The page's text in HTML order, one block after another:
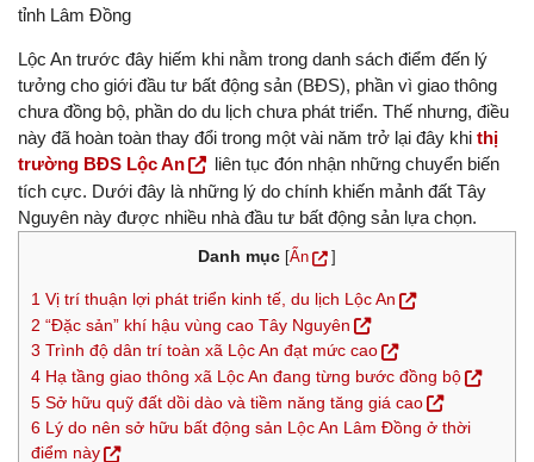
tỉnh Lâm Đồng
Lộc An trước đây hiếm khi nằm trong danh sách điểm đến lý
tưởng cho giới đầu tư bất động sản (BĐS), phần vì giao thông
chưa đồng bộ, phần do du lịch chưa phát triển. Thế nhưng, điều
này đã hoàn toàn thay đổi trong một vài năm trở lại đây khi thị
trường BĐS Lộc An
liên tục đón nhận những chuyển biến
tích cực. Dưới đây là những lý do chính khiến mảnh đất Tây
Nguyên này được nhiều nhà đầu tư bất động sản lựa chọn.
Danh mục [Ẩn ]
1 Vị trí thuận lợi phát triển kinh tế, du lịch Lộc An
2 “Đặc sản” khí hậu vùng cao Tây Nguyên
3 Trình độ dân trí toàn xã Lộc An đạt mức cao
4 Hạ tầng giao thông xã Lộc An đang từng bước đồng bộ
5 Sở hữu quỹ đất dồi dào và tiềm năng tăng giá cao
6 Lý do nên sở hữu bất động sản Lộc An Lâm Đồng ở thời
điểm này